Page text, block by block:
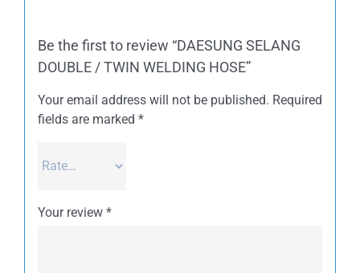
Be the first to review “DAESUNG SELANG
DOUBLE / TWIN WELDING HOSE”
Your email address will not be published. Required
fields are marked *
Your review *